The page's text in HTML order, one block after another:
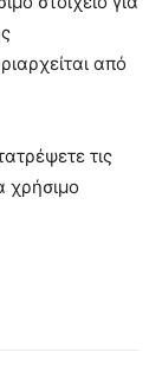
από
τις
χρήσιμο